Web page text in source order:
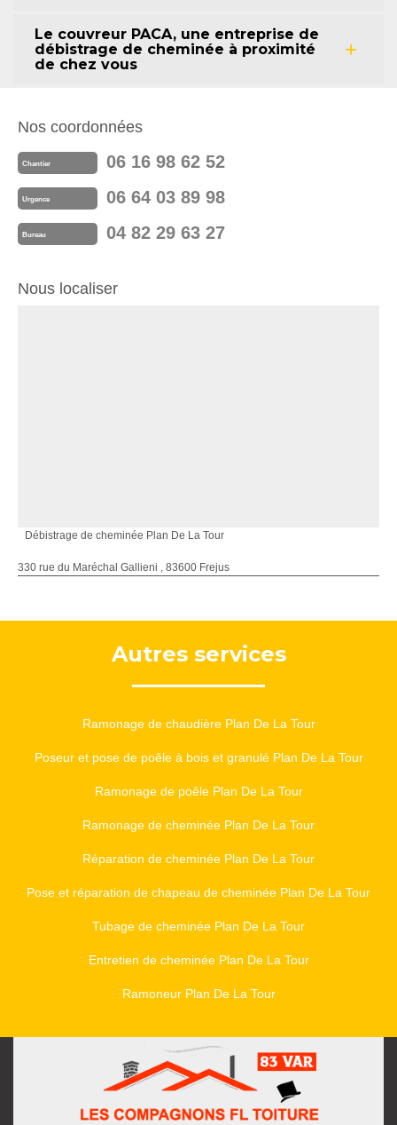
Le couvreur PACA, une entreprise de
débistrage de cheminée à proximité
de chez vous
Nos coordonnées
Chantier 06 16 98 62 52
Urgence 06 64 03 89 98
Bureau 04 82 29 63 27
Nous localiser
Débistrage de cheminée Plan De La Tour
330 rue du Maréchal Gallieni , 83600 Frejus
Autres services
Ramonage de chaudière Plan De La Tour
Poseur et pose de poêle à bois et granulé Plan De La Tour
Ramonage de poêle Plan De La Tour
Ramonage de cheminée Plan De La Tour
Réparation de cheminée Plan De La Tour
Pose et réparation de chapeau de cheminée Plan De La Tour
Tubage de cheminée Plan De La Tour
Entretien de cheminée Plan De La Tour
Ramoneur Plan De La Tour